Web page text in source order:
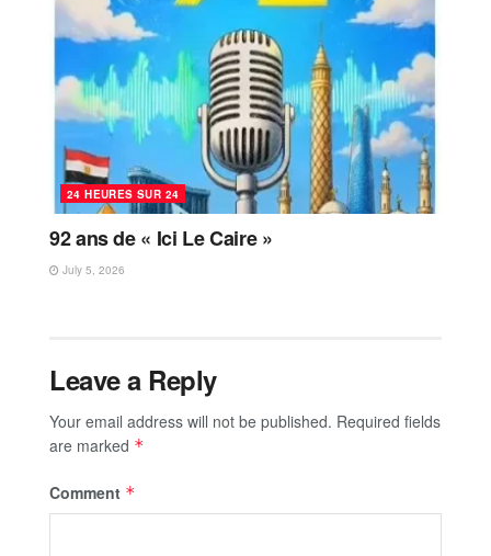
24 HEURES SUR 24
92 ans de « Ici Le Caire »
July 5, 2026
Leave a Reply
Your email address will not be published. Required fields
are marked *
Comment *